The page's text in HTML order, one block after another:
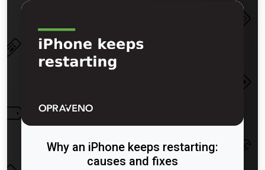
Why an iPhone keeps restarting:
causes and fixes